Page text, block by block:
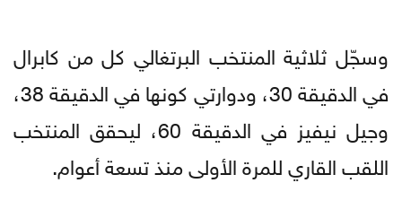
وسجّل ثلاثية المنتخب البرتغالي كل من كابرال
في الدقيقة 30، ودوارتي كونها في الدقيقة 38،
وجيل نيفيز في الدقيقة 60، ليحقق المنتخب
اللقب القاري للمرة الأولى منذ تسعة أعوام.